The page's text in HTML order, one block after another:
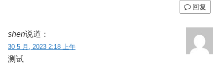
回复
shen说道：
30 5 月, 2023 2:18 上午
测试